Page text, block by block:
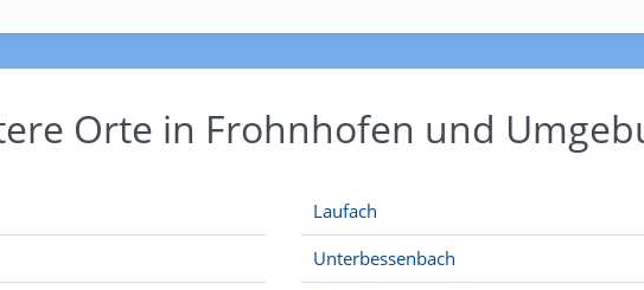
Orte in Frohnhofen und
Laufach
Unterbessenbach